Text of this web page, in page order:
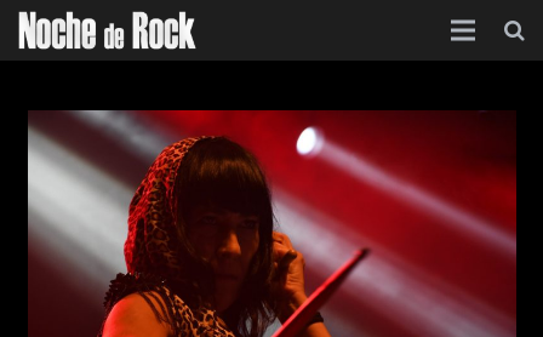
Categorías
Agenda
Foro